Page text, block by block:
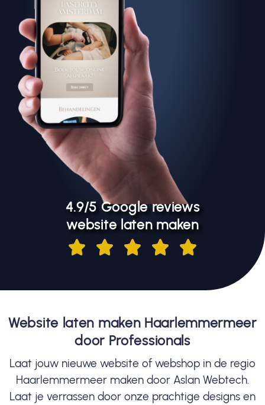
4.9/5 Google reviews
website laten maken
Website laten maken Haarlemmermeer
door Professionals
Laat jouw nieuwe website of webshop in de regio
Haarlemmermeer maken door Aslan Webtech.
Laat je verrassen door onze prachtige designs en